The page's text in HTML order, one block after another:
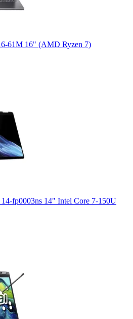
61M 16" (AMD Ryzen 7)
fp0003ns 14" Intel Core 7-150U